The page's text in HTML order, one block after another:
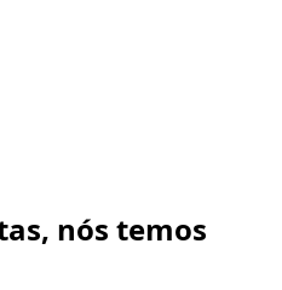
nós temos